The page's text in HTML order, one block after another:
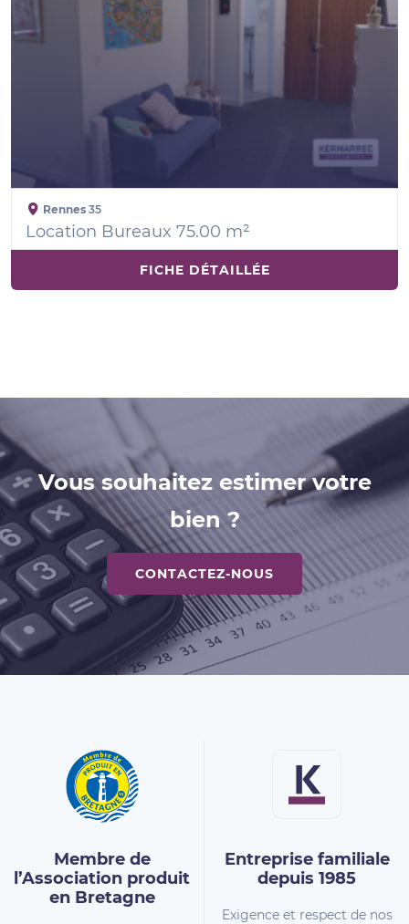
Rennes 35
Location Bureaux 75.00 m²
FICHE DÉTAILLÉE
Vous souhaitez estimer votre
bien ?
CONTACTEZ-NOUS
Membre de
l’Association produit
en Bretagne
Entreprise familiale
depuis 1985
Exigence et respect de nos